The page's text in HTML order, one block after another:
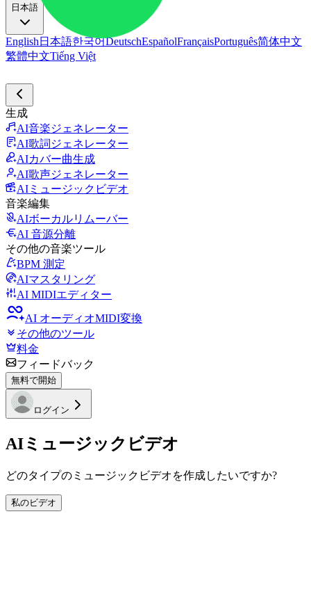
日本語
English 日本語한국어DeutschEspañolFrançaisPortuguês简体中文
繁體中文Tiếng Việt
生成
AI音楽ジェネレーター
AI歌詞ジェネレーター
AIカバー曲生成
AI歌声ジェネレーター
AIミュージックビデオ
音楽編集
AIボーカルリムーバー
AI 音源分離
その他の音楽ツール
BPM 測定
AIマスタリング
AI MIDIエディター
AI オーディオMIDI変換
その他のツール
料金
フィードバック
無料で開始
ログイン
AIミュージックビデオ
どのタイプのミュージックビデオを作成したいですか?
私のビデオ